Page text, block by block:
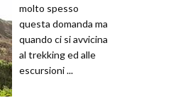
molto spesso
questa domanda ma
quando ci si avvicina
al trekking ed alle
escursioni ...